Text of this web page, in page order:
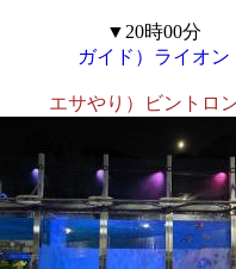
▼20時00分
ガイド）ライオン
エサやり）ビントロ